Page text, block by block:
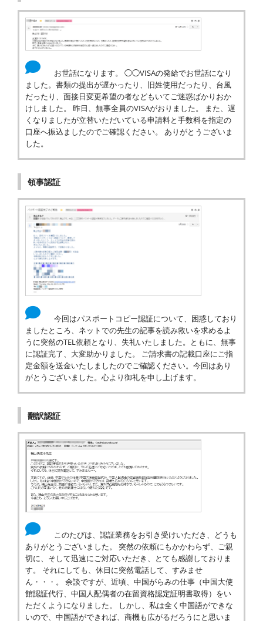
お世話になります。 ◯◯VISAの発給でお世話になり
ました。書類の提出が遅かったり、旧姓使用だったり、台風
だったり、面接日変更希望の者などもいてご迷惑ばかりおか
けしました。 昨日、無事全員のVISAがおりました。 また、遅
くなりましたが立替いただいている申請料と手数料を指定の
口座へ振込ましたのでご確認ください。 ありがとうございま
した。
領事認証
今回はパスポートコピー認証について、困惑しており
ましたところ、ネットでの先生の記事を読み救いを求めるよ
うに突然のTEL依頼となり、失礼いたしました。ともに、無事
に認証完了、大変助かりました。 ご請求書の記載口座にご指
定金額を送金いたしましたのでご確認ください。今回はあり
がとうございました。心より御礼を申し上げます。
翻訳認証
このたびは、認証業務をお引き受けいただき、どうも
ありがとうございました。 突然の依頼にもかかわらず、ご親
切に、そして迅速にご対応いただき、とても感謝しておりま
す。 それにしても、休日に突然電話して、すみませ
ん・・・。 余談ですが、近頃、中国がらみの仕事（中国大使
館認証代行、中国人配偶者の在留資格認定証明書取得）をい
ただくようになりました。 しかし、私は全く中国語ができな
いので、中国語ができれば、商機も広がるだろうにと思いま